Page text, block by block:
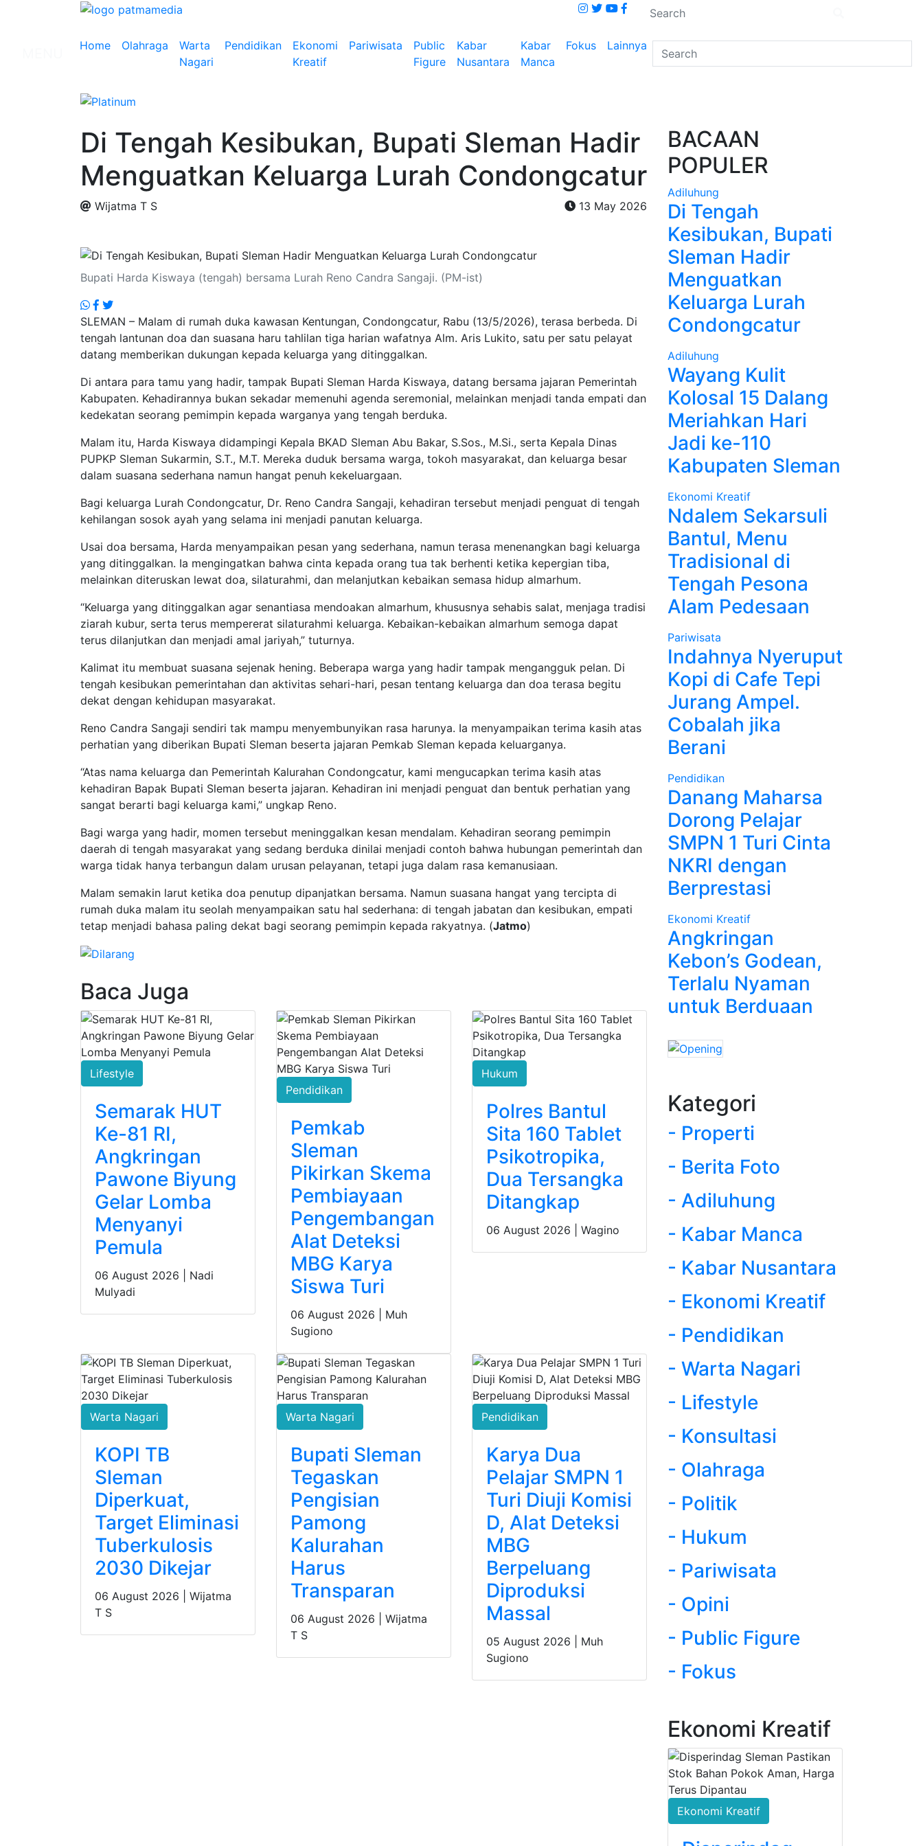
Home Olahraga
Warta
Nagari
Pendidikan
Ekonomi
Kreatif
Pariwisata
Public
Figure
Kabar
Nusantara
Kabar
Manca
Fokus Lainnya
Di Tengah Kesibukan, Bupati Sleman Hadir
Menguatkan Keluarga Lurah Condongcatur
Wijatma T S
13 May 2026
Bupati Harda Kiswaya (tengah) bersama Lurah Reno Candra Sangaji. (PM-ist)
SLEMAN – Malam di rumah duka kawasan Kentungan, Condongcatur, Rabu (13/5/2026), terasa berbeda. Di
tengah lantunan doa dan suasana haru tahlilan tiga harian wafatnya Alm. Aris Lukito, satu per satu pelayat
datang memberikan dukungan kepada keluarga yang ditinggalkan.
Di antara para tamu yang hadir, tampak Bupati Sleman Harda Kiswaya, datang bersama jajaran Pemerintah
Kabupaten. Kehadirannya bukan sekadar memenuhi agenda seremonial, melainkan menjadi tanda empati dan
kedekatan seorang pemimpin kepada warganya yang tengah berduka.
Malam itu, Harda Kiswaya didampingi Kepala BKAD Sleman Abu Bakar, S.Sos., M.Si., serta Kepala Dinas
PUPKP Sleman Sukarmin, S.T., M.T. Mereka duduk bersama warga, tokoh masyarakat, dan keluarga besar
dalam suasana sederhana namun hangat penuh kekeluargaan.
Bagi keluarga Lurah Condongcatur, Dr. Reno Candra Sangaji, kehadiran tersebut menjadi penguat di tengah
kehilangan sosok ayah yang selama ini menjadi panutan keluarga.
Usai doa bersama, Harda menyampaikan pesan yang sederhana, namun terasa menenangkan bagi keluarga
yang ditinggalkan. Ia mengingatkan bahwa cinta kepada orang tua tak berhenti ketika kepergian tiba,
melainkan diteruskan lewat doa, silaturahmi, dan melanjutkan kebaikan semasa hidup almarhum.
“Keluarga yang ditinggalkan agar senantiasa mendoakan almarhum, khususnya sehabis salat, menjaga tradisi
ziarah kubur, serta terus mempererat silaturahmi keluarga. Kebaikan-kebaikan almarhum semoga dapat
terus dilanjutkan dan menjadi amal jariyah,” tuturnya.
Kalimat itu membuat suasana sejenak hening. Beberapa warga yang hadir tampak mengangguk pelan. Di
tengah kesibukan pemerintahan dan aktivitas sehari-hari, pesan tentang keluarga dan doa terasa begitu
dekat dengan kehidupan masyarakat.
Reno Candra Sangaji sendiri tak mampu menyembunyikan rasa harunya. Ia menyampaikan terima kasih atas
perhatian yang diberikan Bupati Sleman beserta jajaran Pemkab Sleman kepada keluarganya.
“Atas nama keluarga dan Pemerintah Kalurahan Condongcatur, kami mengucapkan terima kasih atas
kehadiran Bapak Bupati Sleman beserta jajaran. Kehadiran ini menjadi penguat dan bentuk perhatian yang
sangat berarti bagi keluarga kami,” ungkap Reno.
Bagi warga yang hadir, momen tersebut meninggalkan kesan mendalam. Kehadiran seorang pemimpin
daerah di tengah masyarakat yang sedang berduka dinilai menjadi contoh bahwa hubungan pemerintah dan
warga tidak hanya terbangun dalam urusan pelayanan, tetapi juga dalam rasa kemanusiaan.
Malam semakin larut ketika doa penutup dipanjatkan bersama. Namun suasana hangat yang tercipta di
rumah duka malam itu seolah menyampaikan satu hal sederhana: di tengah jabatan dan kesibukan, empati
tetap menjadi bahasa paling dekat bagi seorang pemimpin kepada rakyatnya. (Jatmo)
Baca Juga
Lifestyle
Semarak HUT
Ke-81 RI,
Angkringan
Pawone Biyung
Gelar Lomba
Menyanyi
Pemula
06 August 2026 | Nadi
Mulyadi
Pendidikan
Pemkab
Sleman
Pikirkan Skema
Pembiayaan
Pengembangan
Alat Deteksi
MBG Karya
Siswa Turi
06 August 2026 | Muh
Sugiono
Hukum
Polres Bantul
Sita 160 Tablet
Psikotropika,
Dua Tersangka
Ditangkap
06 August 2026 | Wagino
Warta Nagari
KOPI TB
Sleman
Diperkuat,
Target Eliminasi
Tuberkulosis
2030 Dikejar
06 August 2026 | Wijatma
T S
Warta Nagari
Bupati Sleman
Tegaskan
Pengisian
Pamong
Kalurahan
Harus
Transparan
06 August 2026 | Wijatma
T S
Pendidikan
Karya Dua
Pelajar SMPN 1
Turi Diuji Komisi
D, Alat Deteksi
MBG
Berpeluang
Diproduksi
Massal
05 August 2026 | Muh
Sugiono
BACAAN
POPULER
Adiluhung
Di Tengah
Kesibukan, Bupati
Sleman Hadir
Menguatkan
Keluarga Lurah
Condongcatur
Adiluhung
Wayang Kulit
Kolosal 15 Dalang
Meriahkan Hari
Jadi ke-110
Kabupaten Sleman
Ekonomi Kreatif
Ndalem Sekarsuli
Bantul, Menu
Tradisional di
Tengah Pesona
Alam Pedesaan
Pariwisata
Indahnya Nyeruput
Kopi di Cafe Tepi
Jurang Ampel.
Cobalah jika
Berani
Pendidikan
Danang Maharsa
Dorong Pelajar
SMPN 1 Turi Cinta
NKRI dengan
Berprestasi
Ekonomi Kreatif
Angkringan
Kebon’s Godean,
Terlalu Nyaman
untuk Berduaan
Kategori
- Properti
- Berita Foto
- Adiluhung
- Kabar Manca
- Kabar Nusantara
- Ekonomi Kreatif
- Pendidikan
- Warta Nagari
- Lifestyle
- Konsultasi
- Olahraga
- Politik
- Hukum
- Pariwisata
- Opini
- Public Figure
- Fokus
Ekonomi Kreatif
Ekonomi Kreatif